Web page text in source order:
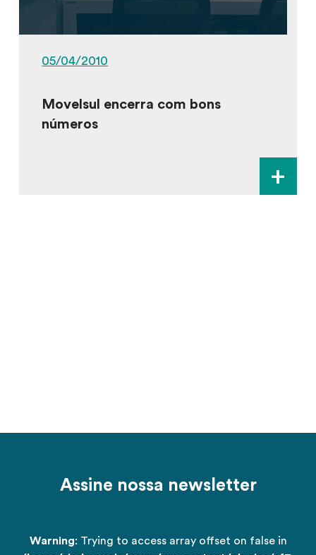
05/04/2010
Movelsul encerra com bons
números
+
Assine nossa newsletter
Warning: Trying to access array offset on false in